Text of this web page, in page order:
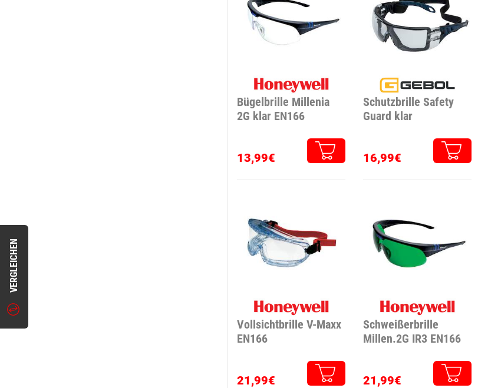
VERGLEICHEN
Bügelbrille Millenia
2G klar EN166
13,99€
Schutzbrille Safety
Guard klar
16,99€
Vollsichtbrille V-Maxx
EN166
21,99€
Schweißerbrille
Millen.2G IR3 EN166
21,99€